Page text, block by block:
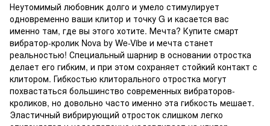
Неутомимый любовник долго и умело стимулирует
одновременно ваши клитор и точку G и касается вас
именно там, где вы этого хотите. Мечта? Купите смарт
вибратор-кролик Nova by We-Vibe и мечта станет
реальностью! Специальный шарнир в основании отростка
делает его гибким, и при этом сохраняет стойкий контакт с
клитором. Гибкостью клиторального отростка могут
похвастаться большинство современных вибраторов-
кроликов, но довольно часто именно эта гибкость мешает.
Эластичный вибрирующий отросток слишком легко